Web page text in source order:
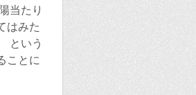
当たり
はみた
という
ことに